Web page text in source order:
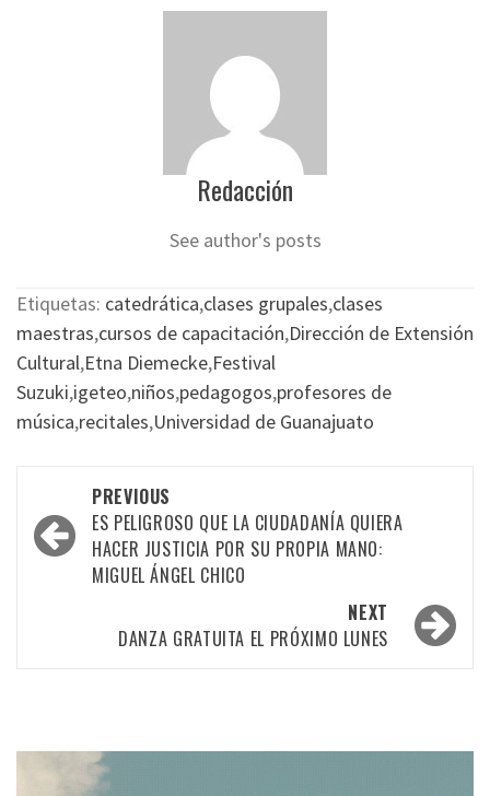
Redacción
See author's posts
Etiquetas: catedrática,clases grupales,clases
maestras,cursos de capacitación,Dirección de Extensión
Cultural,Etna Diemecke,Festival
Suzuki,igeteo,niños,pedagogos,profesores de
música,recitales,Universidad de Guanajuato
navigation
PREVIOUS
ES PELIGROSO QUE LA CIUDADANÍA QUIERA
HACER JUSTICIA POR SU PROPIA MANO:
MIGUEL ÁNGEL CHICO
NEXT
DANZA GRATUITA EL PRÓXIMO LUNES